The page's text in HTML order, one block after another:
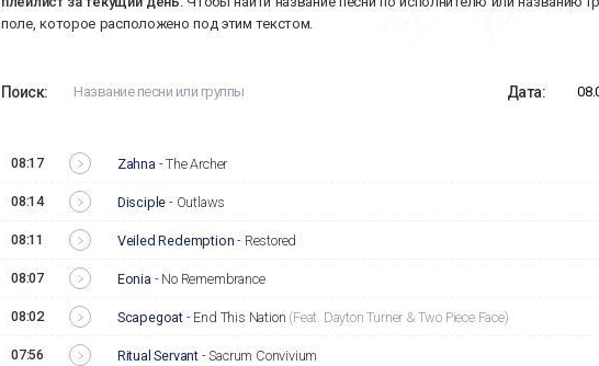
поле, которое расположено под этим текстом.
Поиск: Дата:
08:17 Zahna -The Archer
08:14 Disciple - Outlaws
08:11 Veiled Redemption - Restored
08:07 Eonia - No Remembrance
08:02 Scapegoat- End This Nation (Feat. Dayton Turner & Two Piece Face)
07:56 Ritual Servant-Sacrum Convivium